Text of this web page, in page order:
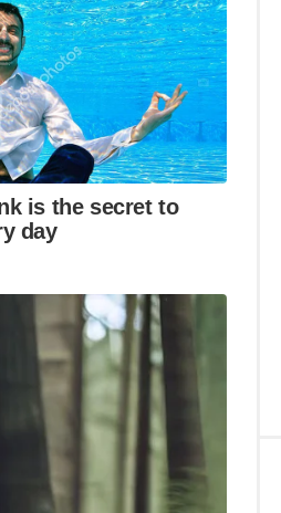
menyindir atau
menunjukkan
keyakinan pengundi